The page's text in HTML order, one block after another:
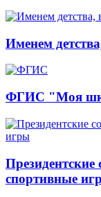
Именем
ФГИС "Моя
Президентские
спортивные